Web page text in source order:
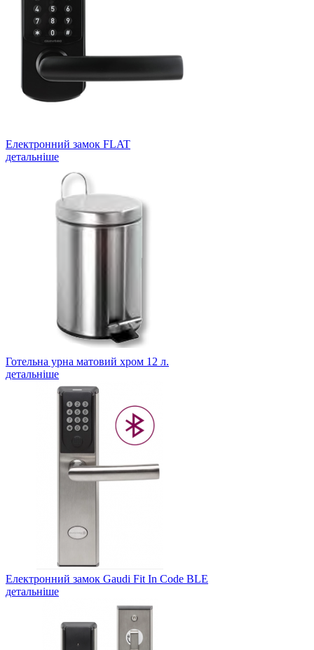
Електронний замок FLAT
детальніше
Готельна урна матовий хром 12 л.
детальніше
Електронний замок Gaudi Fit In Code BLE
детальніше